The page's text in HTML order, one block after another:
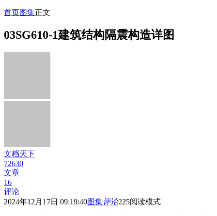
首页图集正文
03SG610-1建筑结构隔震构造详图
文档天下
72630
文章
16
评论
2024年12月17日 09:19:40图集评论225阅读模式